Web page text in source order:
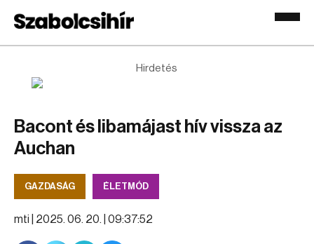
Hirdetés
Bacont és libamájast hív vissza az
Auchan
GAZDASÁG ÉLETMÓD
mti | 2025. 06. 20. | 09:37:52